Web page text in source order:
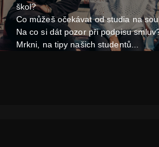
škol?
Co můžeš očekávat od studia na
Na co si dát pozor při podpisu
Mrkni, na tipy našich studentů...